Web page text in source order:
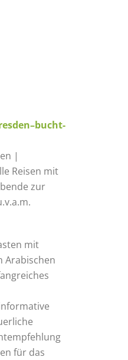
|
Reisen mit
zur
mit
Arabischen
für das